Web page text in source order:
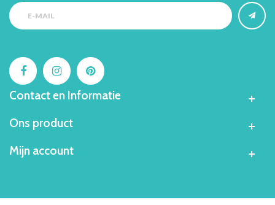
Contact en Informatie
Ons product
Mijn account